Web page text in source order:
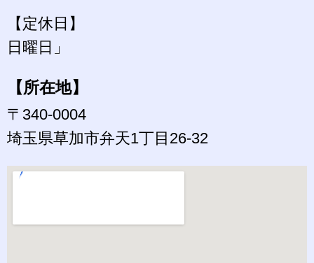
【定休日】
日曜日」
【所在地】
〒340-0004
埼玉県草加市弁天1丁目26-32